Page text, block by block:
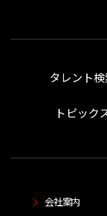
タレント
トピック
会社案内